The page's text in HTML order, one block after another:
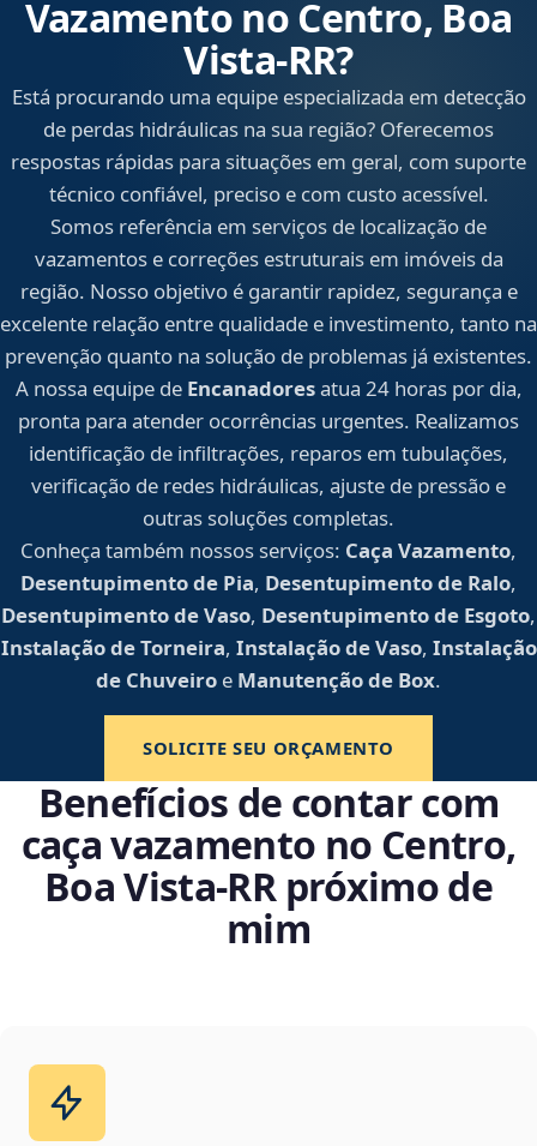
Vazamento no Centro, Boa
Vista‑RR?
Está procurando uma equipe especializada em detecção
de perdas hidráulicas na sua região? Oferecemos
respostas rápidas para situações em geral, com suporte
técnico confiável, preciso e com custo acessível.
Somos referência em serviços de localização de
vazamentos e correções estruturais em imóveis da
região. Nosso objetivo é garantir rapidez, segurança e
excelente relação entre qualidade e investimento, tanto na
prevenção quanto na solução de problemas já existentes.
A nossa equipe de Encanadoresatua 24 horas por dia,
pronta para atender ocorrências urgentes. Realizamos
identificação de infiltrações, reparos em tubulações,
verificação de redes hidráulicas, ajuste de pressão e
outras soluções completas.
Conheça também nossos serviços: Caça Vazamento,
Desentupimento de Pia, Desentupimento de Ralo,
Desentupimento de Vaso, Desentupimento de Esgoto,
Instalação de Torneira, Instalação de Vaso, Instalação
de Chuveiro e Manutenção de Box.
SOLICITE SEU ORÇAMENTO
Benefícios de contar com
caça vazamento no Centro,
Boa Vista‑RR próximo de
mim